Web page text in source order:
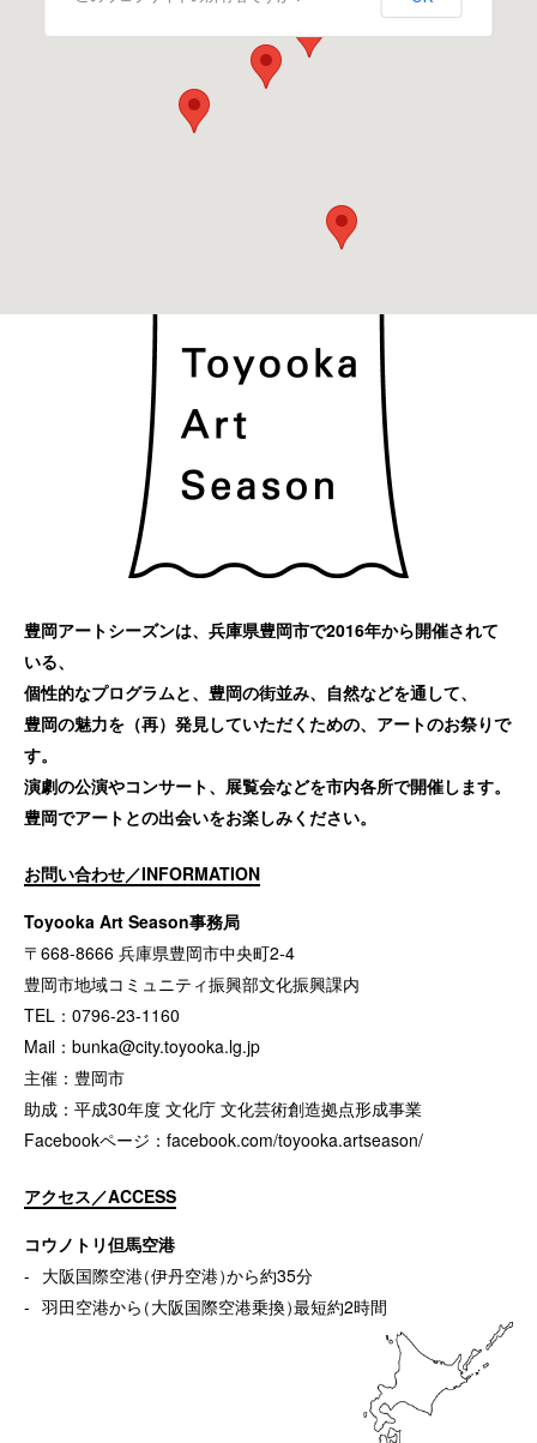
豊岡アートシーズンは、兵庫県豊岡市で2016年から開催されて
いる、
個性的なプログラムと、豊岡の街並み、自然などを通して、
豊岡の魅力を（再）発見していただくための、アートのお祭りで
す。
演劇の公演やコンサート、展覧会などを市内各所で開催します。
豊岡でアートとの出会いをお楽しみください。
お問い合わせ／INFORMATION
Toyooka Art Season事務局
〒668-8666 兵庫県豊岡市中央町2-4
豊岡市地域コミュニティ振興部文化振興課内
TEL：0796-23-1160
Mail： bunka@city.toyooka.lg.jp
主催：豊岡市
助成：平成30年度 文化庁 文化芸術創造拠点形成事業
Facebookページ： facebook.com/toyooka.artseason/
アクセス／ACCESS
コウノトリ但馬空港
大阪国際空港（伊丹空港）から約35分
羽田空港から（大阪国際空港乗換）最短約2時間